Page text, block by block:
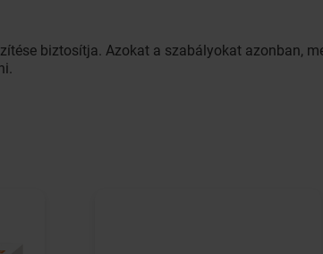
biztosítja. Azokat a szabályokat azonban,